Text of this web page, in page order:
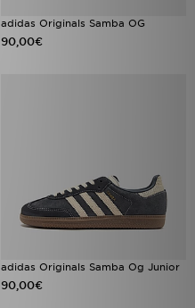
adidas Originals Samba OG
90,00€
adidas Originals Samba Og Junior
90,00€